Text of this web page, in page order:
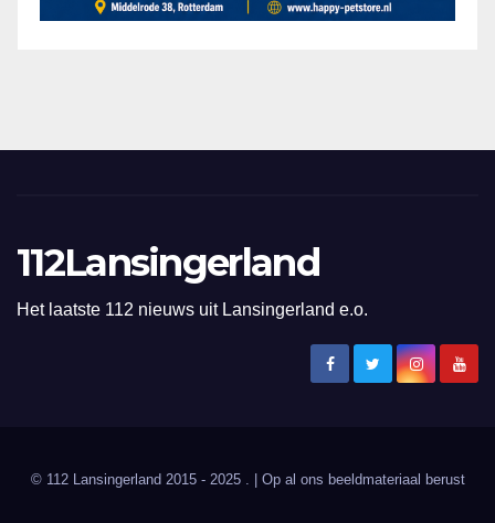
112Lansingerland
Het laatste 112 nieuws uit Lansingerland e.o.
© 112 Lansingerland 2015 - 2025 . | Op al ons beeldmateriaal berust